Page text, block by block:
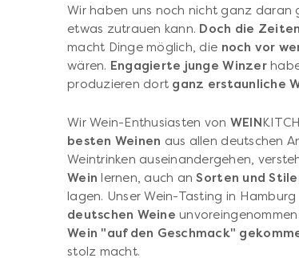
Wir haben uns noch nicht ganz daran
etwas zutrauen kann. Doch die
macht Dinge möglich, die noch vor
wären. Engagierte junge Winzer
produzieren dort ganz erstaunliche
Wir Wein-Enthusiasten von WEIN
besten Weinen aus allen deutschen
Weintrinken auseinandergehen,
Wein lernen, auch anSorten und
lagen. Unser Wein-Tasting in
deutschen Weine
Wein "auf den Geschmack"
stolz macht.